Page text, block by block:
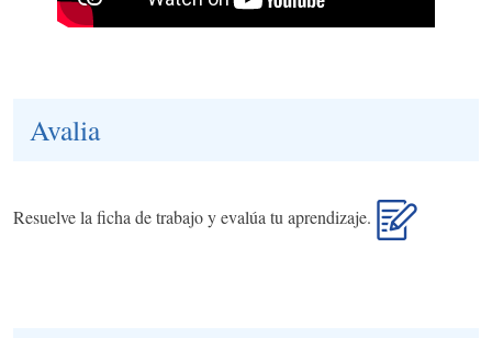
Avalia
Resuelve la ficha de trabajo y evalúa tu aprendizaje.